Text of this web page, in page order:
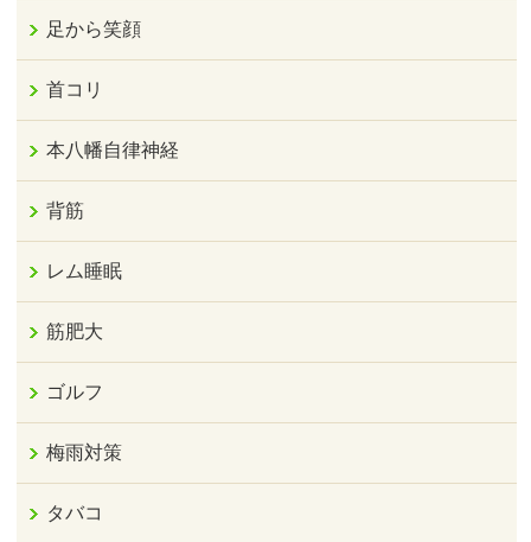
足から笑顔
首コリ
本八幡自律神経
背筋
レム睡眠
筋肥大
ゴルフ
梅雨対策
タバコ